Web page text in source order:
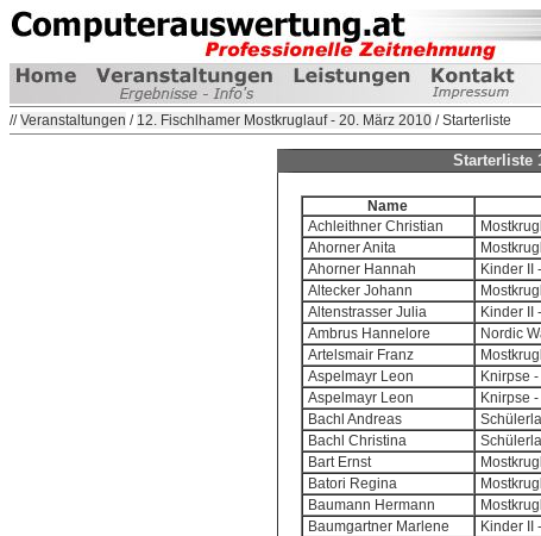
//Veranstaltungen / 12. Fischlhamer Mostkruglauf - 20. März 2010 / Starterliste
Starterliste
Name
Achleithner Christian
Ahorner Anita
Ahorner Hannah
Kinder II
Altecker Johann
Altenstrasser Julia
Kinder II
Ambrus Hannelore
Nordic
Artelsmair Franz
Aspelmayr Leon
Knirpse
Aspelmayr Leon
Knirpse
Bachl Andreas
Bachl Christina
Bart Ernst
Batori Regina
Baumann Hermann
Baumgartner Marlene
Kinder II